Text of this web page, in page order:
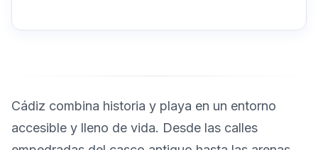
Cádiz combina historia y playa en un entorno
accesible y lleno de vida. Desde las calles